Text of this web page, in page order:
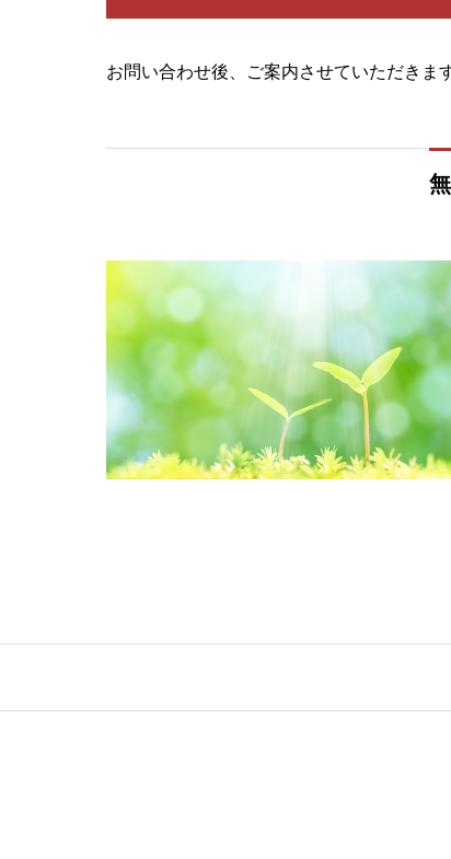
お問い合わせ後、ご案内させていただきます